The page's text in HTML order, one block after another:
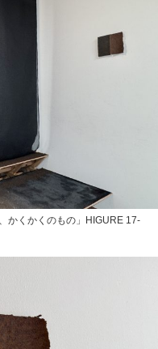
かくかくのもの」HIGURE 17-